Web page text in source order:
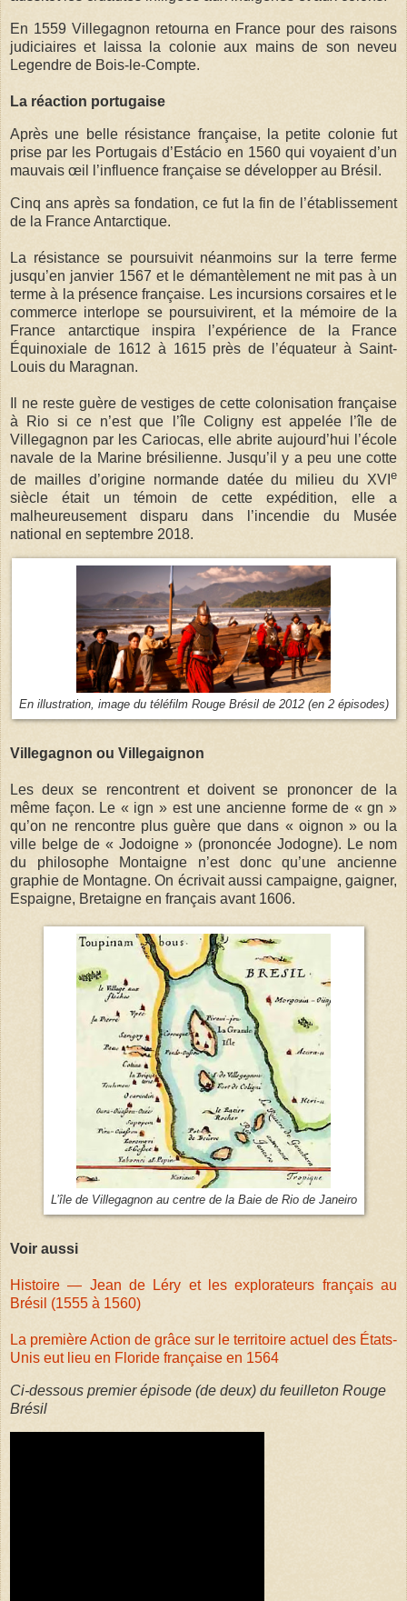
En 1559 Villegagnon retourna en France pour des raisons
judiciaires et laissa la colonie aux mains de son neveu
Legendre de Bois-le-Compte.
La réaction portugaise
Après une belle résistance française, la petite colonie fut
prise par les Portugais d’Estácio en 1560 qui voyaient d’un
mauvais œil l’influence française se développer au Brésil.
Cinq ans après sa fondation, ce fut la fin de l’établissement
de la France Antarctique.
La résistance se poursuivit néanmoins sur la terre ferme
jusqu’en janvier 1567 et le démantèlement ne mit pas à un
terme à la présence française. Les incursions corsaires et le
commerce interlope se poursuivirent, et la mémoire de la
France antarctique inspira l’expérience de la France
Équinoxiale de 1612 à 1615 près de l’équateur à Saint-
Louis du Maragnan.
Il ne reste guère de vestiges de cette colonisation française
à Rio si ce n’est que l’île Coligny est appelée l’île de
Villegagnon par les Cariocas, elle abrite aujourd’hui l’école
navale de la Marine brésilienne. Jusqu’il y a peu une cotte
de mailles d’origine normande datée du milieu du XVI e
siècle était un témoin de cette expédition, elle a
malheureusement disparu dans l’incendie du Musée
national en septembre 2018.
En illustration, image du téléfilm Rouge Brésil de 2012 (en 2 épisodes)
Villegagnon ou Villegaignon
Les deux se rencontrent et doivent se prononcer de la
même façon. Le « ign » est une ancienne forme de « gn »
qu’on ne rencontre plus guère que dans « oignon » ou la
ville belge de « Jodoigne » (prononcée Jodogne). Le nom
du philosophe Montaigne n’est donc qu’une ancienne
graphie de Montagne. On écrivait aussi campaigne, gaigner,
Espaigne, Bretaigne en français avant 1606.
L’île de Villegagnon au centre de la Baie de Rio de Janeiro
Voir aussi
Histoire — Jean de Léry et les explorateurs français au
Brésil (1555 à 1560)
La première Action de grâce sur le territoire actuel des États-
Unis eut lieu en Floride française en 1564
Ci-dessous premier épisode (de deux) du feuilleton Rouge
Brésil